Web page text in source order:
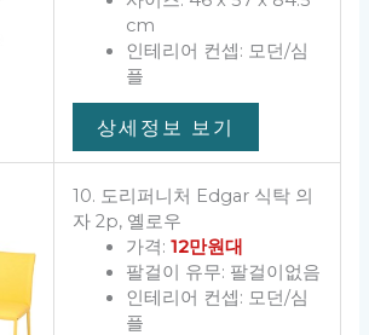
cm
인테리어 컨셉: 모던/심
플
상세정보 보기
10. 도리퍼니처 Edgar 식탁 의
자 2p, 옐로우
가격: 12만원대
팔걸이 유무: 팔걸이없음
인테리어 컨셉: 모던/심
플